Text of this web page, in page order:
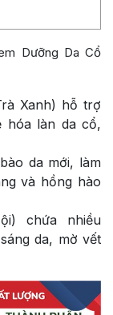
Dưỡng Da Cổ
Xanh) hỗ trợ
hóa làn da cổ,
da mới, làm
và hồng hào
chứa nhiều
da, mờ vết